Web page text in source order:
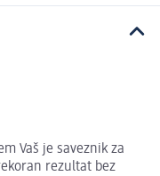
Vaš je saveznik za
rezultat bez